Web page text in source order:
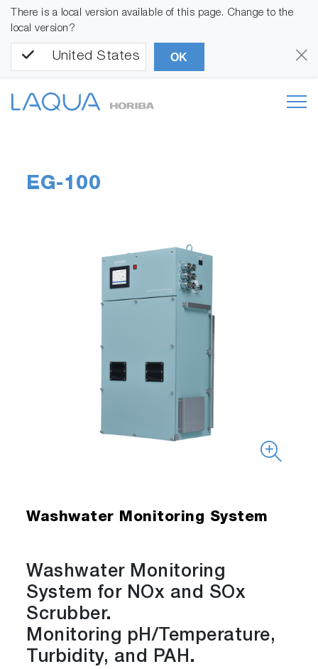
There is a local version available of this page. Change to the
local version?
United States OK
EG-100
Washwater Monitoring System
Washwater Monitoring
System for NOx and SOx
Scrubber.
Monitoring pH/Temperature,
Turbidity, and PAH.